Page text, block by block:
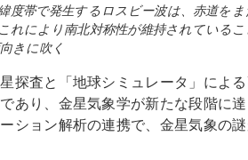
度帯で発生するロスビー波は、赤道を
れにより南北対称性が維持されている
きに吹く
探査と「地球シミュレータ」によ
あり、金星気象学が新たな段階に
ション解析の連携で、金星気象の